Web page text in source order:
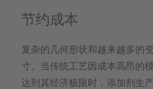
节约成本
复杂的几何形状和越来越多的
寸。当传统工艺因成本高昂的
达到其经济极限时，添加剂生